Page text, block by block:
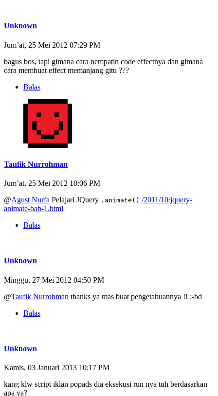
Unknown
Jum’at, 25 Mei 2012 07:29 PM
bagus bos, tapi gimana cara nempatin code effectnya dan gimana
cara membuat effect memanjang gitu ???
Balas
Taufik Nurrohman
Jum’at, 25 Mei 2012 10:06 PM
@Agust Nurfa Pelajari JQuery .animate() /2011/10/jquery-
animate-bab-1.html
Balas
Unknown
Minggu, 27 Mei 2012 04:50 PM
@Taufik Nurrohman thanks ya mas buat pengetahuannya !! :-bd
Balas
Unknown
Kamis, 03 Januari 2013 10:17 PM
kang klw script iklan popads dia eksekusi run nya tuh berdasarkan
apa ya?